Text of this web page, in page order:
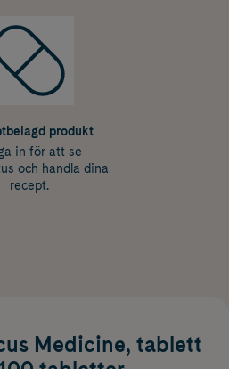
produkt
in för att se
och handla dina
recept.
Medicine, tablett